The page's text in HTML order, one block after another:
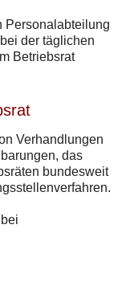
Personalabteilung
der täglichen
Betriebsrat
Verhandlungen
das
bundesweit